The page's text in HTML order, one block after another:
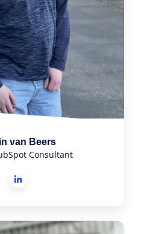
van Beers
Consultant